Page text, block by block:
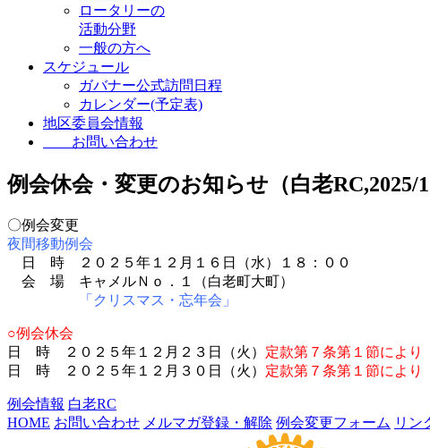
ロータリーの
活動分野
一般の方へ
スケジュール
ガバナー公式訪問日程
カレンダー(予定表)
地区委員会情報
お問い合わせ
例会休会・変更のお知らせ（白老RC,2025/
〇例会変更
夜間移動例会
日 時 ２０２５年１２月１６日（水）１８：００
会 場 キャメルＮｏ．１（白老町大町）
「クリスマス・忘年会」
○例会休会
日 時 ２０２５年１２月２３日（火） 定款第７条第１節により
日 時 ２０２５年１２月３０日（火） 定款第７条第１節により
例会情報 白老RC
HOME お問い合わせ メルマガ登録・解除 例会変更フォーム リン